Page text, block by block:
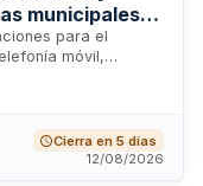
maximizando su
municipales
para el
móvil,
virtual. Los
y edificios
la conectividad y las
administración
Cierra en 5 días
12/08/2026